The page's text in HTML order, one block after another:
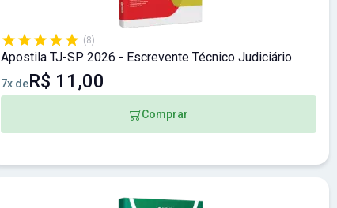
(8)
Apostila TJ-SP 2026 - Escrevente Técnico Judiciário
7x deR$ 11,00
Comprar